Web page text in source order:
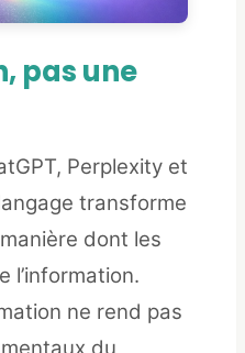
pas une
Perplexity et
transforme
dont les
l’information.
ne rend pas